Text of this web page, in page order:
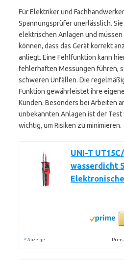
Für Elektriker und
Spannungsprüfer unerlässlich.
elektrischen Anlagen und
können, dass das Gerät korrekt
anliegt. Eine Fehlfunktion kann
fehlerhaften Messungen führen,
schweren Unfällen. Die
Funktion gewährleistet ihre
Kunden. Besonders bei Arbeiten
unbekannten Anlagen ist der Test
wichtig, um Risiken zu minimieren.
UNI-T
wasserdicht
* Anzeige